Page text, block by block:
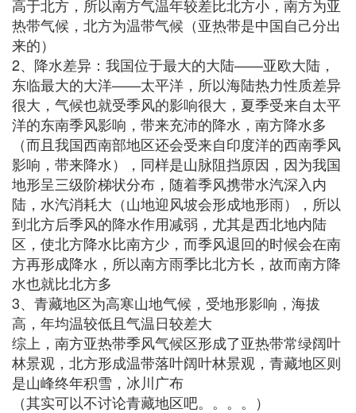
高于北方，所以南方气温年较差比北方小，南方为亚
热带气候，北方为温带气候（亚热带是中国自己分出
来的）
2、降水差异：我国位于最大的大陆——亚欧大陆，
东临最大的大洋——太平洋，所以海陆热力性质差异
很大，气候也就受季风的影响很大，夏季受来自太平
洋的东南季风影响，带来充沛的降水，南方降水多
（而且我国西南部地区还会受来自印度洋的西南季风
影响，带来降水），同样是山脉阻挡原因，因为我国
地形呈三级阶梯状分布，随着季风携带水汽深入内
陆，水汽消耗大（山地迎风坡会形成地形雨），所以
到北方后季风的降水作用减弱，尤其是西北地内陆
区，使北方降水比南方少，而季风退回的时候会在南
方再形成降水，所以南方雨季比北方长，故而南方降
水也就比北方多
3、青藏地区为高寒山地气候，受地形影响，海拔
高，年均温较低且气温日较差大
综上，南方亚热带季风气候区形成了亚热带常绿阔叶
林景观，北方形成温带落叶阔叶林景观，青藏地区则
是山峰终年积雪，冰川广布
（其实可以不讨论青藏地区吧。。。。）